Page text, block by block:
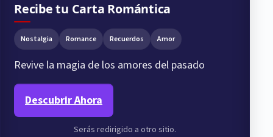
Recibe tu Carta Romántica
Nostalgia Romance Recuerdos Amor
Revive la magia de los amores del pasado
Descubrir Ahora
Serás redirigido a otro sitio.